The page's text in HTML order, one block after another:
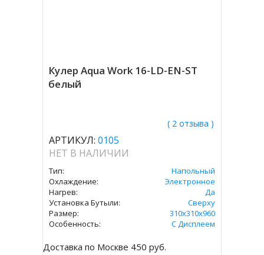
Кулер Aqua Work 16-LD-EN-ST
белый
( 2 отзыва )
АРТИКУЛ: 0105
НЕТ В НАЛИЧИИ
Тип:
Напольный
Охлаждение:
Электронное
Нагрев:
Да
Установка Бутыли:
Сверху
Размер:
310х310х960
Особенность:
С Дисплеем
Доставка по Москве 450 руб.